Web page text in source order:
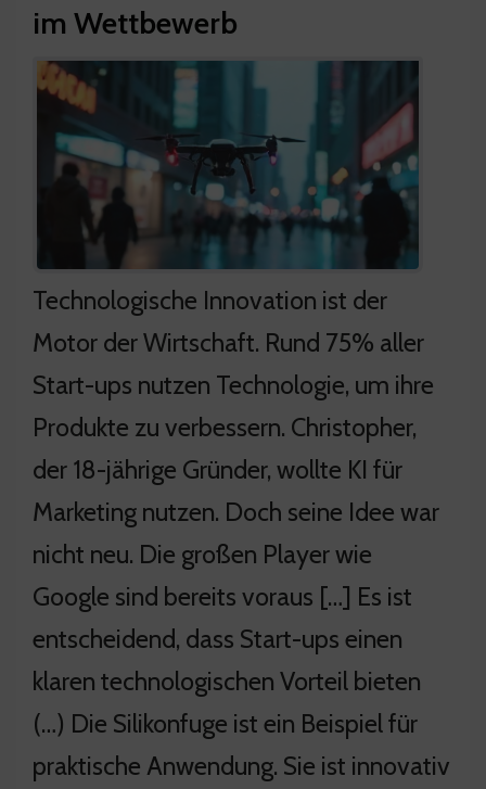
im Wettbewerb
Technologische Innovation ist der
Motor der Wirtschaft. Rund 75% aller
Start-ups nutzen Technologie, um ihre
Produkte zu verbessern. Christopher,
der 18-jährige Gründer, wollte KI für
Marketing nutzen. Doch seine Idee war
nicht neu. Die großen Player wie
Google sind bereits voraus […] Es ist
entscheidend, dass Start-ups einen
klaren technologischen Vorteil bieten
(…) Die Silikonfuge ist ein Beispiel für
praktische Anwendung. Sie ist innovativ